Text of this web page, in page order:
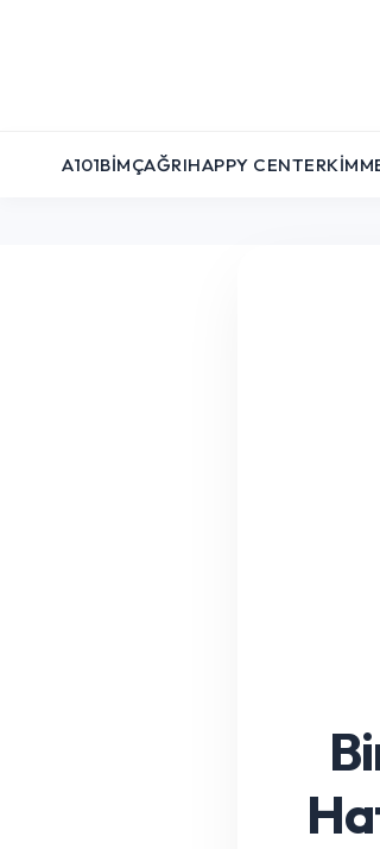
A101BIMÇAĞRIHAPPY CENTERKIM